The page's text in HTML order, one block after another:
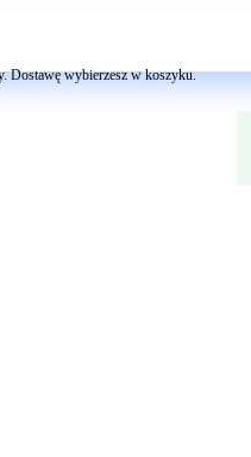
Dostawę wybierzesz w koszyku.